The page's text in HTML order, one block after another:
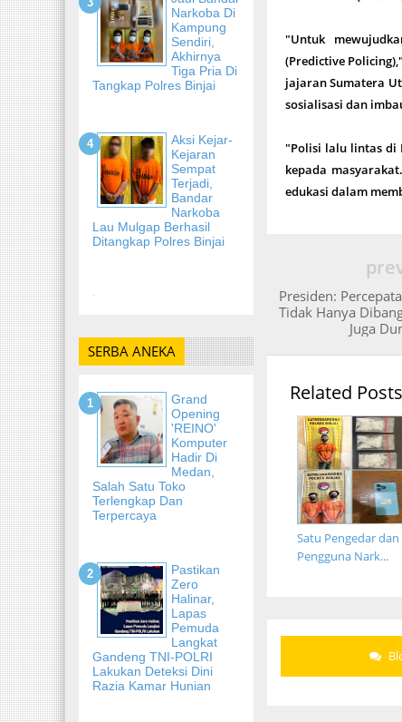
Narkoba Di
Kampung
Sendiri,
Akhirnya
Tiga Pria Di
Tangkap Polres Binjai
Aksi Kejar-
Kejaran
Sempat
Terjadi,
Bandar
Narkoba
Lau Mulgap Berhasil
Ditangkap Polres Binjai
-
SERBA ANEKA
Grand
Opening
'REINO'
Komputer
Hadir Di
Medan,
Salah Satu Toko
Terlengkap Dan
Terpercaya
Pastikan
Zero
Halinar,
Lapas
Pemuda
Langkat
Gandeng TNI-POLRI
Lakukan Deteksi Dini
Razia Kamar Hunian
"Untuk
(Predictive
jajaran Sumatera
sosialisasi dan
"Polisi lalu lintas di
kepada
edukasi dalam
Presiden:
Tidak Hanya
Juga
Related Posts
Satu Pengedar dan
Pengguna Nark...